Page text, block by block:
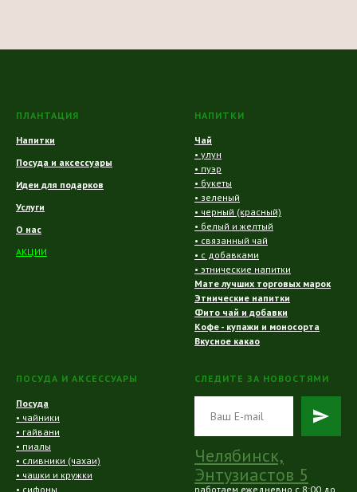
ПЛАНТАЦИЯ
Напитки
Посуда и аксессуары
Идеи для подарков
Услуги
О нас
АКЦИИ
НАПИТКИ
Чай
• улун
• пуэр
• букеты
• зеленый
• черный (красный)
• белый и желтый
• связанный чай
• с добавками
• этнические напитки
Мате лучших торговых марок
Этнические напитки
Фито чай и добавки
Кофе - купажи и моносорта
Вкусное какао
ПОСУДА И АКСЕССУАРЫ
Посуда
• чайники
• гайвани
• пиалы
• сливники (чахаи)
• чашки и кружки
• сифоны
СЛЕДИТЕ ЗА НОВОСТЯМИ
Челябинск,
Энтузиастов 5
работаем ежедневно с 8:00 до